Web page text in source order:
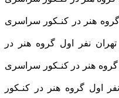
هنر در کنـکور سراسری
تهران نفر اول گروه هنر در
گروه هنر در کنـکور سراسری
اول گروه هنر در کنـکور